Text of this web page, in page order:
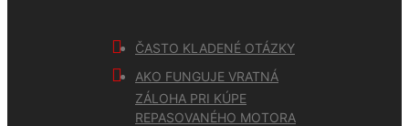
ČASTO KLADENÉ OTÁZKY
AKO FUNGUJE VRATNÁ
ZÁLOHA PRI KÚPE
REPASOVANÉHO MOTORA